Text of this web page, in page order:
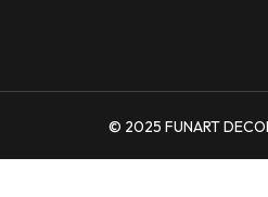
© 2025 FUNART